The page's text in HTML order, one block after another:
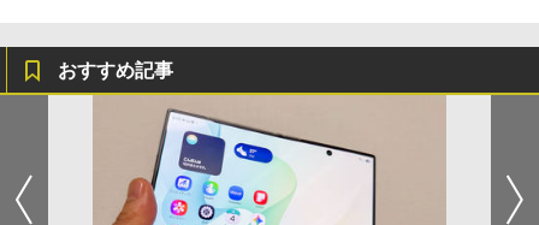
おすすめ記事